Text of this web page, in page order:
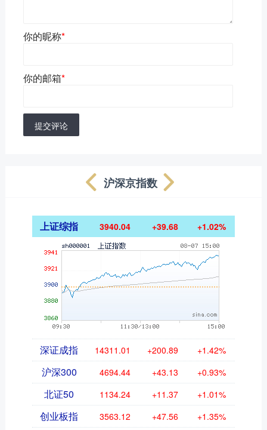
你的昵称*
你的邮箱*
提交评论
沪深京指数
上证综指 3940.04 +39.68 +1.02%
深证成指 14311.01 +200.89 +1.42%
沪深300 4694.44 +43.13 +0.93%
北证50 1134.24 +11.37 +1.01%
创业板指 3563.12 +47.56 +1.35%